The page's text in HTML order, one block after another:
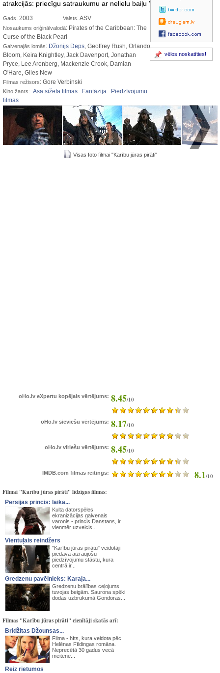
atrakcijās: priecīgu satraukumu ar nelielu baiļu "piešprici".
vēlos noskatīties!
Gads: 2003 Valsts: ASV
Nosaukums oriģinālvalodā: Pirates of the Caribbean: The
Curse of the Black Pearl
Galvenajās lomās: Džonijs Deps, Geoffrey Rush, Orlando
Bloom, Keira Knightley, Jack Davenport, Jonathan
Pryce, Lee Arenberg, Mackenzie Crook, Damian
O'Hare, Giles New
Filmas režisors: Gore Verbinski
Kino žanrs: Asa sižeta filmas Fantāzija
Piedzīvojumu
filmas
Visas foto filmai "Karību jūras pirāti"
oHo.lv eXpertu kopējais vērtējums: 8.45/10
oHo.lv sieviešu vērtējums: 8.17/10
oHo.lv vīriešu vērtējums: 8.45/10
IMDB.com filmas reitings: 8.1/10
Filmai "Karību jūras pirāti" līdzīgas filmas:
Persijas princis: laika...
Kulta datorspēles
ekranizācijas galvenais
varonis - princis Danstans, ir
vienmēr uzveicis...
Vientuļais reindžers
"Karību jūras pirātu" veidotāji
piedāvā aizraujošu
piedzīvojumu stāstu, kura
centrā ir...
Gredzenu pavēlnieks: Karaļa...
Gredzenu brālības ceļojums
tuvojas beigām. Saurona spēki
dodas uzbrukumā Gondoras...
Filmas "Karību jūras pirāti" cienītāji skatās arī:
Bridžitas Džounsas...
Filma - hīts, kura veidota pēc
Helēnas Fīldingas romāna.
Neprecētā 30 gadus vecā
meitene...
Reiz rietumos